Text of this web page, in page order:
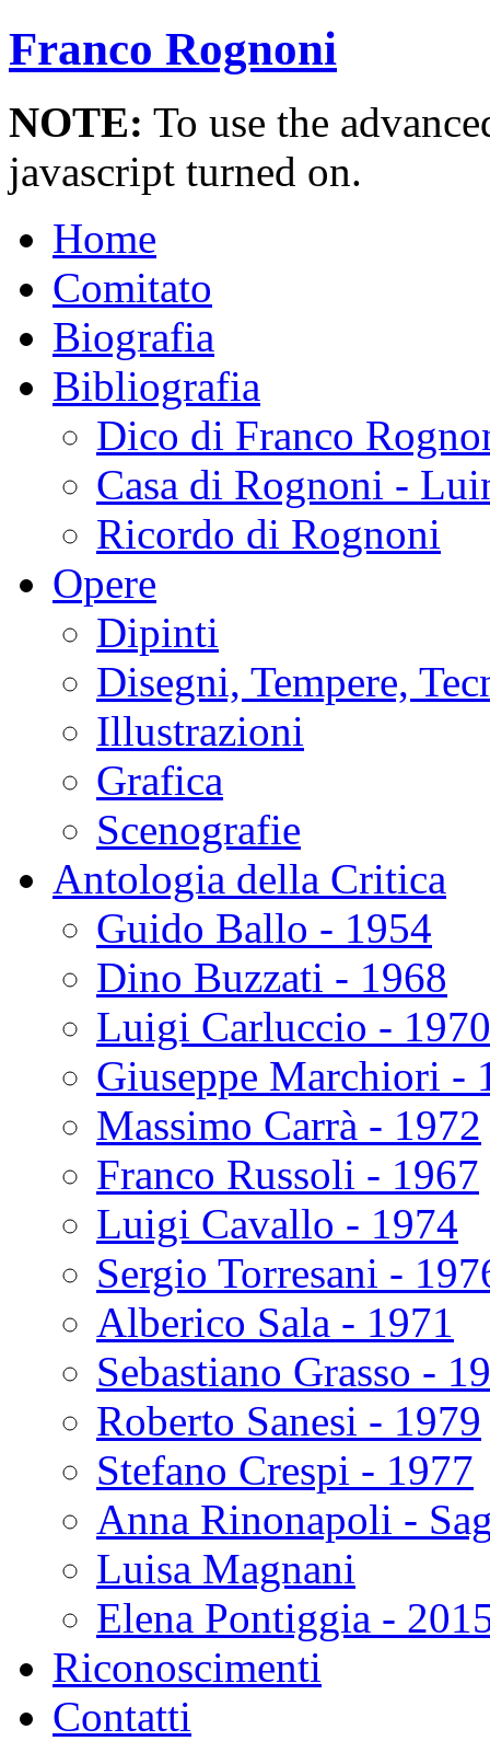
Franco Rognoni
NOTE: To use the
javascript turned on.
Home
Comitato
Biografia
Bibliografia
Dico di Franco
Casa di Rognoni -
Ricordo di Rognoni
Opere
Dipinti
Disegni, Tempere,
Illustrazioni
Grafica
Scenografie
Antologia della Critica
Guido Ballo - 1954
Dino Buzzati - 1968
Luigi Carluccio - 1970
Giuseppe Marchiori -
Massimo Carrà - 1972
Franco Russoli - 1967
Luigi Cavallo - 1974
Sergio Torresani -
Alberico Sala - 1971
Sebastiano Grasso -
Roberto Sanesi - 1979
Stefano Crespi - 1977
Anna Rinonapoli -
Luisa Magnani
Elena Pontiggia -
Riconoscimenti
Contatti